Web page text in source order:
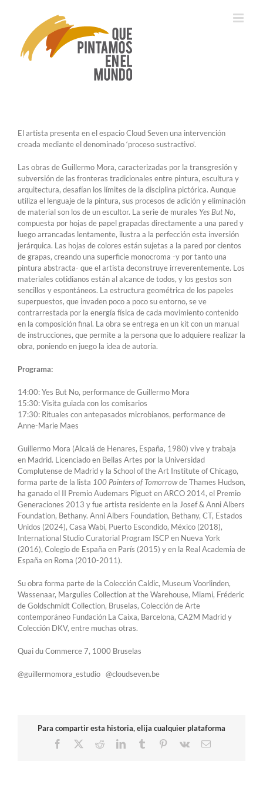
El artista presenta en el espacio Cloud Seven una intervención
creada mediante el denominado ‘proceso sustractivo’.
Las obras de Guillermo Mora, caracterizadas por la transgresión y
subversión de las fronteras tradicionales entre pintura, escultura y
arquitectura, desafían los límites de la disciplina pictórica. Aunque
utiliza el lenguaje de la pintura, sus procesos de adición y eliminación
de material son los de un escultor. La serie de murales Yes But No,
compuesta por hojas de papel grapadas directamente a una pared y
luego arrancadas lentamente, ilustra a la perfección esta inversión
jerárquica. Las hojas de colores están sujetas a la pared por cientos
de grapas, creando una superficie monocroma -y por tanto una
pintura abstracta- que el artista deconstruye irreverentemente. Los
materiales cotidianos están al alcance de todos, y los gestos son
sencillos y espontáneos. La estructura geométrica de los papeles
superpuestos, que invaden poco a poco su entorno, se ve
contrarrestada por la energía física de cada movimiento contenido
en la composición final. La obra se entrega en un kit con un manual
de instrucciones, que permite a la persona que lo adquiere realizar la
obra, poniendo en juego la idea de autoría.
Programa:
14:00: Yes But No, performance de Guillermo Mora
15:30: Visita guiada con los comisarios
17:30: Rituales con antepasados microbianos, performance de
Anne-Marie Maes
Guillermo Mora (Alcalá de Henares, España, 1980) vive y trabaja
en Madrid. Licenciado en Bellas Artes por la Universidad
Complutense de Madrid y la School of the Art Institute of Chicago,
forma parte de la lista 100 Painters of Tomorrowde Thames Hudson,
ha ganado el II Premio Audemars Piguet en ARCO 2014, el Premio
Generaciones 2013 y fue artista residente en la Josef & Anni Albers
Foundation, Bethany. Anni Albers Foundation, Bethany, CT, Estados
Unidos (2024), Casa Wabi, Puerto Escondido, México (2018),
International Studio Curatorial Program ISCP en Nueva York
(2016), Colegio de España en París (2015) y en la Real Academia de
España en Roma (2010-2011).
Su obra forma parte de la Colección Caldic, Museum Voorlinden,
Wassenaar, Margulies Collection at the Warehouse, Miami, Fréderic
de Goldschmidt Collection, Bruselas, Colección de Arte
contemporáneo Fundación La Caixa, Barcelona, CA2M Madrid y
Colección DKV, entre muchas otras.
Quai du Commerce 7, 1000 Bruselas
@guillermomora_estudio @cloudseven.be
Para compartir esta historia, elija cualquier plataforma
Facebook
RedditLinkedInTumblr Pinterest
Vk
Correo